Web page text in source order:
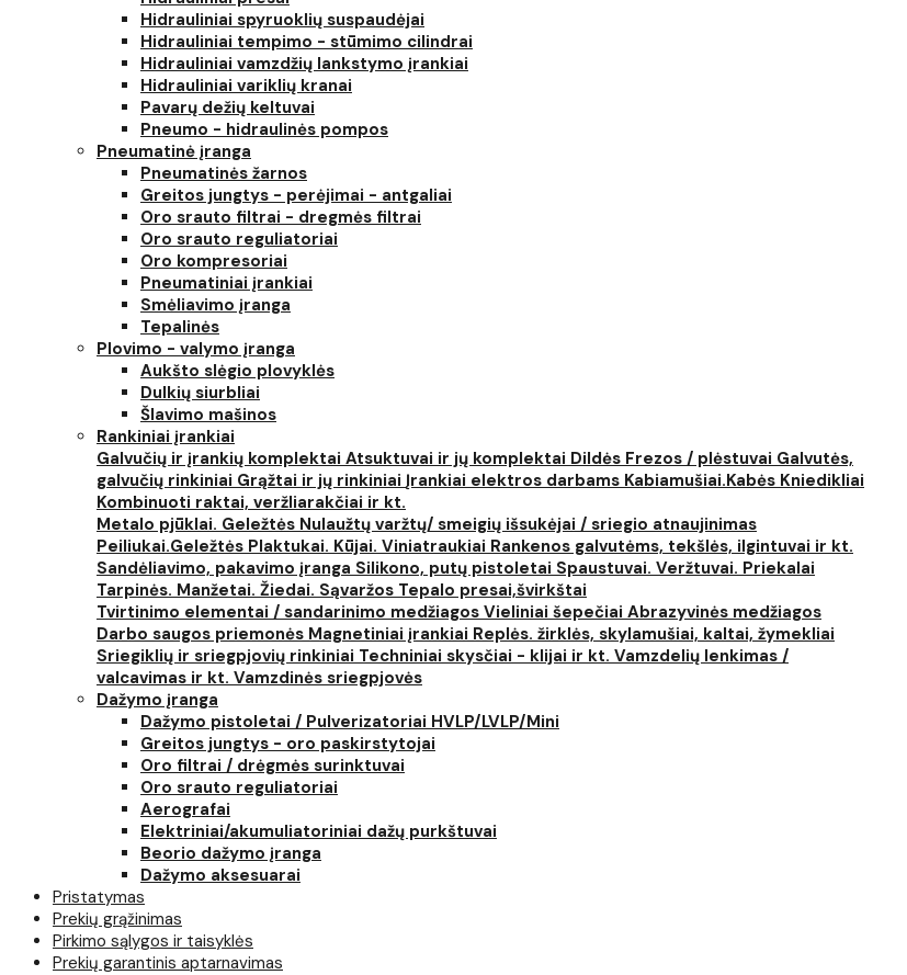
Hidrauliniai spyruoklių suspaudėjai
Hidrauliniai tempimo - stūmimo cilindrai
Hidrauliniai vamzdžių lankstymo įrankiai
Hidrauliniai variklių kranai
Pavarų dežių keltuvai
Pneumo - hidraulinės pompos
Pneumatinė įranga
Pneumatinės žarnos
Greitos jungtys - perėjimai - antgaliai
Oro srauto filtrai - dregmės filtrai
Oro srauto reguliatoriai
Oro kompresoriai
Pneumatiniai įrankiai
Smėliavimo įranga
Tepalinės
Plovimo - valymo įranga
Aukšto slėgio plovyklės
Dulkių siurbliai
Šlavimo mašinos
Rankiniai įrankiai
Galvučių ir įrankių komplektai Atsuktuvai ir jų komplektai Dildės Frezos / plėstuvai Galvutės,
galvučių rinkiniai Grąžtai ir jų rinkiniai Įrankiai elektros darbams Kabiamušiai.Kabės Kniedikliai
Kombinuoti raktai, veržliarakčiai ir kt.
Metalo pjūklai. Geležtės Nulaužtų varžtų/ smeigių išsukėjai / sriegio atnaujinimas
Peiliukai.Geležtės Plaktukai. Kūjai. Viniatraukiai Rankenos galvutėms, tekšlės, ilgintuvai ir kt.
Sandėliavimo, pakavimo įranga Silikono, putų pistoletai Spaustuvai. Veržtuvai. Priekalai
Tarpinės. Manžetai. Žiedai. Sąvaržos Tepalo presai,švirkštai
Tvirtinimo elementai / sandarinimo medžiagos Vieliniai šepečiai Abrazyvinės medžiagos
Darbo saugos priemonės Magnetiniai įrankiai Replės. žirklės, skylamušiai, kaltai, žymekliai
Sriegiklių ir sriegpjovių rinkiniai Techniniai skysčiai - klijai ir kt. Vamzdelių lenkimas /
valcavimas ir kt. Vamzdinės sriegpjovės
Dažymo įranga
Dažymo pistoletai / Pulverizatoriai HVLP/LVLP/Mini
Greitos jungtys - oro paskirstytojai
Oro filtrai / drėgmės surinktuvai
Oro srauto reguliatoriai
Aerografai
Elektriniai/akumuliatoriniai dažų purkštuvai
Beorio dažymo įranga
Dažymo aksesuarai
Pristatymas
Prekių grąžinimas
Pirkimo sąlygos ir taisyklės
Prekių garantinis aptarnavimas